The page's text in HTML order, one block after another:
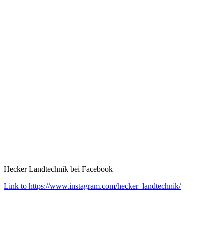
Hecker Landtechnik bei Facebook
Link to https://www.instagram.com/hecker_landtechnik/